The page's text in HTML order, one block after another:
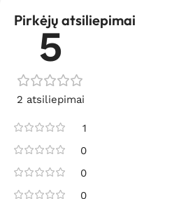
Pirkėjų atsiliepimai
5
2 atsiliepimai
1
0
0
0